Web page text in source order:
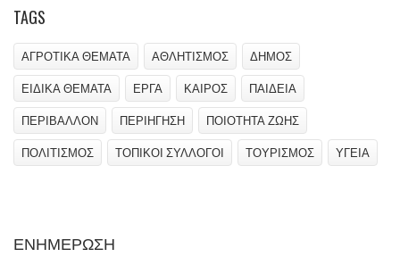
TAGS
ΑΓΡΟΤΙΚΑ ΘΕΜΑΤΑ ΑΘΛΗΤΙΣΜΟΣ ΔΗΜΟΣ
ΕΙΔΙΚΑ ΘΕΜΑΤΑ ΕΡΓΑ ΚΑΙΡΟΣ ΠΑΙΔΕΙΑ
ΠΕΡΙΒΑΛΛΟΝ ΠΕΡΙΗΓΗΣΗ ΠΟΙΟΤΗΤΑ ΖΩΗΣ
ΠΟΛΙΤΙΣΜΟΣ ΤΟΠΙΚΟΙ ΣΥΛΛΟΓΟΙ ΤΟΥΡΙΣΜΟΣ ΥΓΕΙΑ
ΕΝΗΜΕΡΩΣΗ